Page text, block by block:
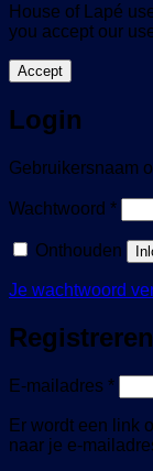
House of Lapé
you accept our
Accept
Login
Gebruikersnaam
Wachtwoord *
Onthouden
Je wachtwoord
Registreren
E-mailadres *
Er wordt een link
naar je e-